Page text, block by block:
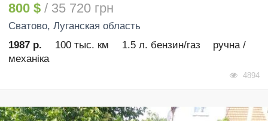
800 $ / 35 720 грн
Сватово, Луганская область
1987 р.
100 тыс. км 1.5 л. бензин/газ
ручна /
механіка
4894